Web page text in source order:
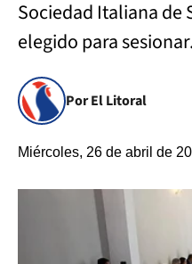
Sociedad Italiana de
elegido para sesionar.
Por El Litoral
Miércoles, 26 de abril de